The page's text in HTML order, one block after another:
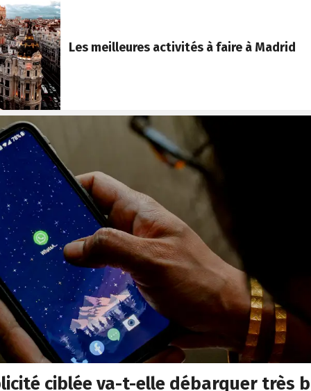
Les meilleures activités à faire à Madrid
ciblée va-t-elle débarquer très